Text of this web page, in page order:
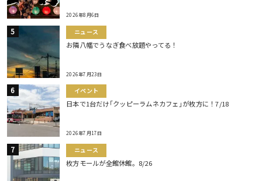
2026年8月6日
ニュース
お隣八幡でうなぎ食べ放題やってる！
2026年7月23日
イベント
日本で1台だけ｢クッピーラムネカフェ｣が枚方に！7/18
2026年7月17日
ニュース
枚方モールが全館休館。8/26